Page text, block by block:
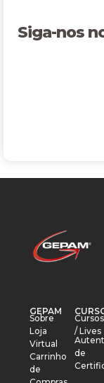
Siga-nos
GEPAM
Sobre
Loja
Virtual
Carrinho
de
Cursos
/ Lives
de